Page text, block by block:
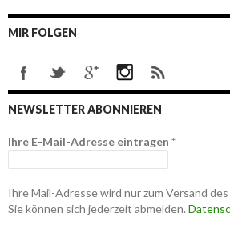
MIR FOLGEN
NEWSLETTER ABONNIEREN
Ihre E-Mail-Adresse eintragen *
Ihre Mail-Adresse wird nur zum Versand
Sie können sich jederzeit abmelden.